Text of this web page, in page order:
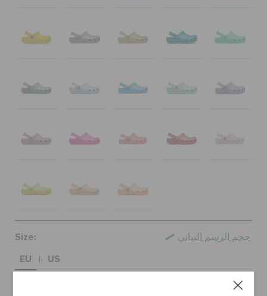
الطلبيات المرتجعة
خدمة العملاء
Size:
EU
US
24-25
حجم الرسم البياني